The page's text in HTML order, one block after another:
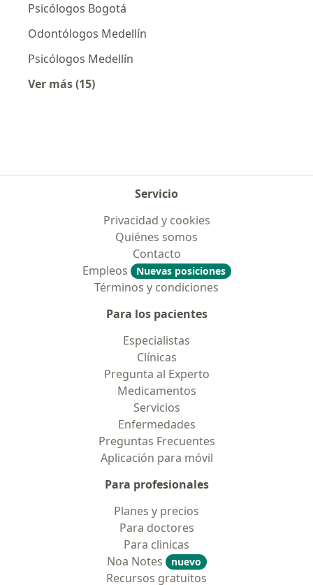
Psicólogos Bogotá
Odontólogos Medellín
Psicólogos Medellín
Ver más (15)
Servicio
Privacidad y cookies
Quiénes somos
Contacto
Empleos
Nuevas posiciones
Términos y condiciones
Para los pacientes
Especialistas
Clínicas
Pregunta al Experto
Medicamentos
Servicios
Enfermedades
Preguntas Frecuentes
Aplicación para móvil
Para profesionales
Planes y precios
Para doctores
Para clinicas
Noa Notes
nuevo
Recursos gratuitos